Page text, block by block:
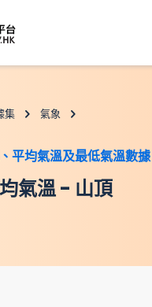
集 氣象
平均氣溫及最低氣溫數據
氣溫 - 山頂